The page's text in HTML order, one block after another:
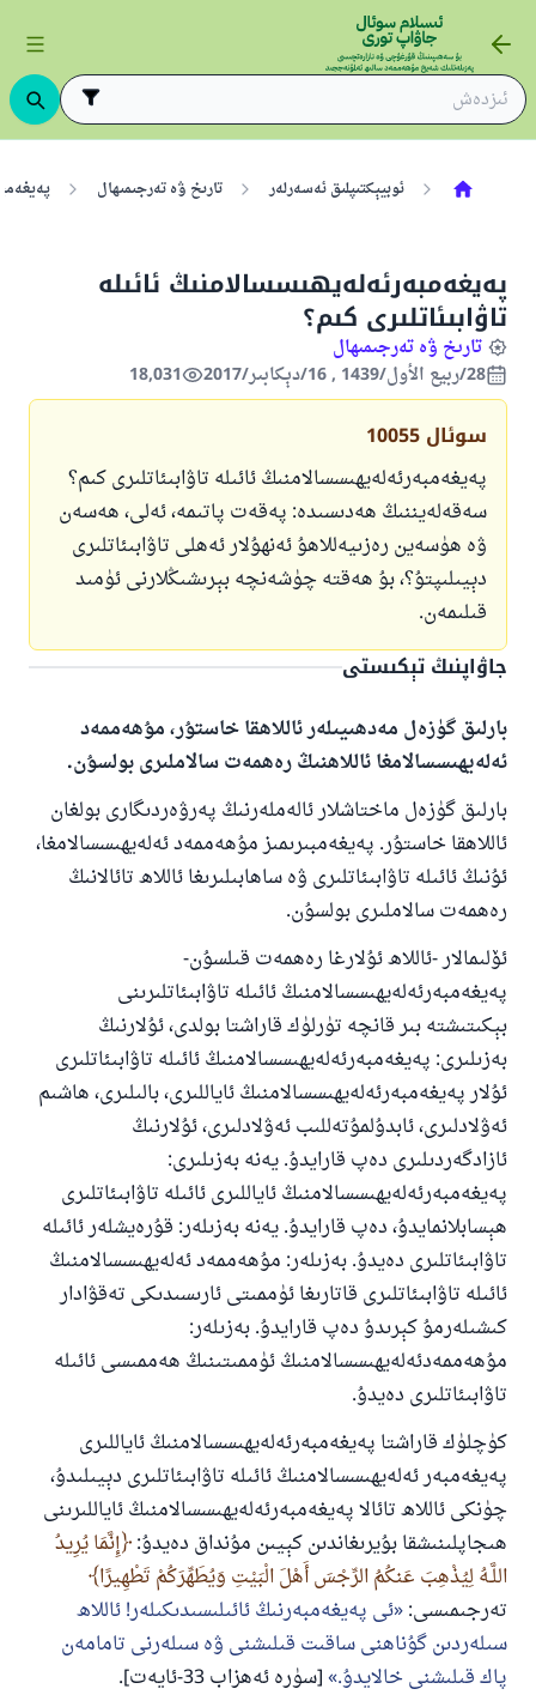
ئوبيېكتىپلىق ئەسەرلەر تارىخ ۋە تەرجىمىھال
پەيغەمبەرئەلەيھىسسالامنىڭ ئائىلە
تاۋابىئاتلىرى كىم؟
تارىخ ۋە تەرجىمىھال
28/ربيع الأول/1439 , 16/دېكابىر/2017
18,031
سوئال 10055
پەيغەمبەرئەلەيھىسسالامنىڭ ئائىلە تاۋابىئاتلىرى كىم؟
سەقەلەيننىڭ ھەدىسىدە: پەقەت پاتىمە، ئەلى، ھەسەن
ۋە ھۈسەين رەزىيەللاھۇ ئەنھۇلار ئەھلى تاۋابىئاتلىرى
دېيىلىپتۇ؟، بۇ ھەقتە چۈشەنچە بېرىشىڭلارنى ئۈمىد
قىلىمەن.
جاۋاپنىڭ تېكىستى
بارلىق گۈزەل مەدھىيىلەر ئاللاھقا خاستۇر، مۇھەممەد
ئەلەيھىسسالامغا ئاللاھنىڭ رەھمەت سالاملىرى بولسۇن.
بارلىق گۈزەل ماختاشلار ئالەملەرنىڭ پەرۋەردىگارى بولغان
ئاللاھقا خاستۇر. پەيغەمبىرىمىز مۇھەممەد ئەلەيھىسسالامغا،
ئۇنىڭ ئائىلە تاۋابىئاتلىرى ۋە ساھابىلىرىغا ئاللاھ تائالانىڭ
رەھمەت سالاملىرى بولسۇن.
ئۆلىمالار -ئاللاھ ئۇلارغا رەھمەت قىلسۇن-
پەيغەمبەرئەلەيھىسسالامنىڭ ئائىلە تاۋابىئاتلىرىنى
بېكىتىشتە بىر قانچە تۈرلۈك قاراشتا بولدى، ئۇلارنىڭ
بەزىلىرى: پەيغەمبەرئەلەيھىسسالامنىڭ ئائىلە تاۋابىئاتلىرى
ئۇلار پەيغەمبەرئەلەيھىسسالامنىڭ ئاياللىرى، بالىلىرى، ھاشىم
ئەۋلادلىرى، ئابدۇلمۇتەللىب ئەۋلادلىرى، ئۇلارنىڭ
ئازادگەردىلىرى دەپ قارايدۇ. يەنە بەزىلىرى:
پەيغەمبەرئەلەيھىسسالامنىڭ ئاياللىرى ئائىلە تاۋابىئاتلىرى
ھېسابلانمايدۇ، دەپ قارايدۇ. يەنە بەزىلەر: قۇرەيشلەر ئائىلە
تاۋابىئاتلىرى دەيدۇ. بەزىلەر: مۇھەممەد ئەلەيھىسسالامنىڭ
ئائىلە تاۋابىئاتلىرى قاتارىغا ئۈممىتى ئارىسىدىكى تەقۋادار
كىشىلەرمۇ كېرىدۇ دەپ قارايدۇ. بەزىلەر:
مۇھەممەدئەلەيھىسسالامنىڭ ئۈممىتىنىڭ ھەممىسى ئائىلە
تاۋابىئاتلىرى دەيدۇ.
كۈچلۈك قاراشتا پەيغەمبەرئەلەيھىسسالامنىڭ ئاياللىرى
پەيغەمبەر ئەلەيھىسسالامنىڭ ئائىلە تاۋابىئاتلىرى دېيىلىدۇ،
چۈنكى ئاللاھ تائالا پەيغەمبەرئەلەيھىسسالامنىڭ ئاياللىرىنى
ھىجاپلىنىشقا بۇيرىغاندىن كېيىن مۇنداق دەيدۇ: إِنَّمَا يُرِيدُ
اللَّـهُ لِيُذْهِبَ عَنكُمُ الرِّجْسَ أَهْلَ الْبَيْتِ وَيُطَهِّرَكُمْ تَطْهِيرًا
تەرجىمىسى: ئى پەيغەمبەرنىڭ ئائىلىسىدىكىلەر! ئاللاھ
سىلەردىن گۇناھنى ساقىت قىلىشنى ۋە سىلەرنى تامامەن
پاك قىلىشنى خالايدۇ. [سۈرە ئەھزاب 33-ئايەت].